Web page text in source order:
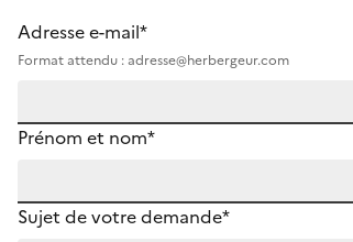
Adresse e-mail*
Format attendu : adresse@herbergeur.com
Prénom et nom*
Sujet de votre demande*